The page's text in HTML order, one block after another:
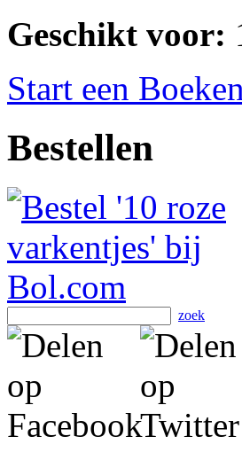
Geschikt voor:
Start een
Bestellen
zoek